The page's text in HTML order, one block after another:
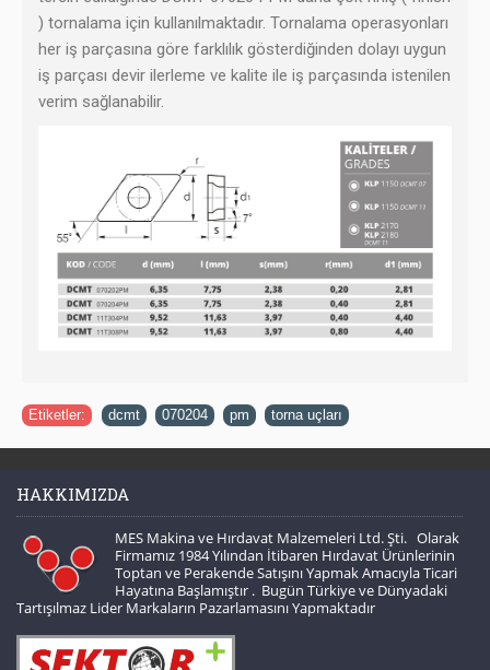
) tornalama için kullanılmaktadır. Tornalama operasyonları
her iş parçasına göre farklılık gösterdiğinden dolayı uygun
iş parçası devir ilerleme ve kalite ile iş parçasında istenilen
verim sağlanabilir.
Etiketler: dcmt 070204 pm torna uçları
HAKKIMIZDA
MES Makina ve Hırdavat Malzemeleri Ltd. Şti. Olarak
Firmamız 1984 Yılından İtibaren Hırdavat Ürünlerinin
Toptan ve Perakende Satışını Yapmak Amacıyla Ticari
Hayatına Başlamıştır . Bugün Türkiye ve Dünyadaki
Tartışılmaz Lider Markaların Pazarlamasını Yapmaktadır